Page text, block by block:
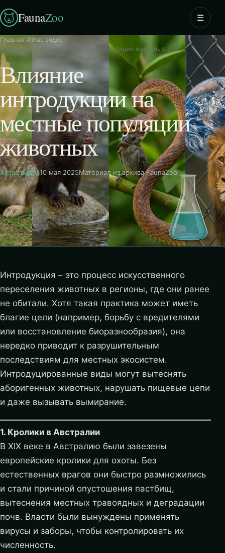
FaunaZoo ☰
Главная›Атлас видов
Влияние интродукции на местные популяции животных
Влияние
интродукции на
местные популяции
животных
Атлас видов10 мая 2025Материал из архива FaunaZoo
Интродукция – это процесс искусственного
переселения животных в регионы, где они ранее
не обитали. Хотя такая практика может иметь
благие цели (например, борьбу с вредителями
или восстановление биоразнообразия), она
нередко приводит к разрушительным
последствиям для местных экосистем.
Интродуцированные виды могут вытеснять
аборигенных животных, нарушать пищевые цепи
и даже вызывать вымирание.
1. Кролики в Австралии
В XIX веке в Австралию были завезены
европейские кролики для охоты. Без
естественных врагов они быстро размножились
и стали причиной опустошения пастбищ,
вытеснения местных травоядных и деградации
почв. Власти были вынуждены применять
вирусы и заборы, чтобы контролировать их
численность.